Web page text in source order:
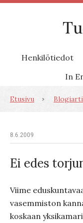
Henkilötiedot
In
Etusivu
8.6.2009
Ei edes
Viime
vasemmiston
koskaan